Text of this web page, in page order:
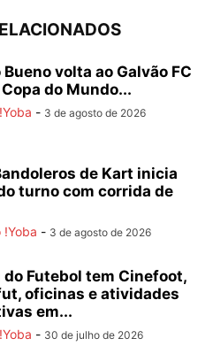
Bueno volta ao Galvão FC
do Mundo...
- 3 de agosto de 2026
de Kart inicia
turno com corrida de
!Yoba - 3 de agosto de 2026
do Futebol tem Cinefoot,
oficinas e atividades
em...
- 30 de julho de 2026